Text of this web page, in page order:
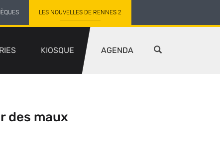
LES NOUVELLES DE RENNES 2
KIOSQUE AGENDA
des maux